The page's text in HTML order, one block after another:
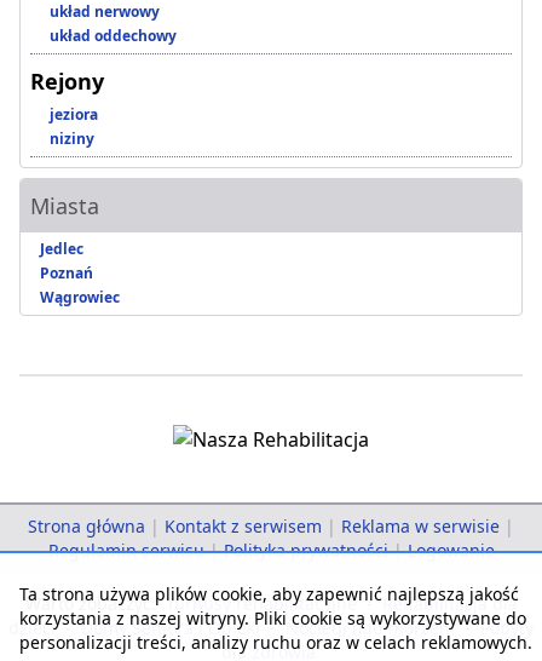
układ nerwowy
układ oddechowy
Rejony
jeziora
niziny
Miasta
Jedlec
Poznań
Wągrowiec
Strona główna | Kontakt z serwisem | Reklama w serwisie |
Regulamin serwisu | Polityka prywatności | Logowanie
Warto zobaczyć: Turnusy rehabilitacyjne - Rehabilitacja dla
dzieci - Domy Seniora i Opieki - Noclegi nad morzem - Pobyty
dla zdrowia
Ta strona używa plików cookie, aby zapewnić najlepszą jakość
korzystania z naszej witryny. Pliki cookie są wykorzystywane do
personalizacji treści, analizy ruchu oraz w celach reklamowych.